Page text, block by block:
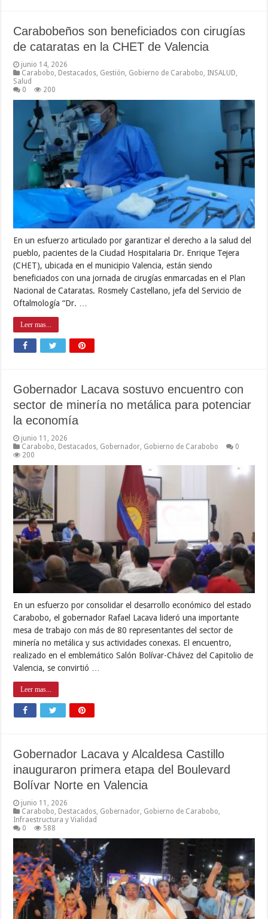
Carabobeños son beneficiados con cirugías
de cataratas en la CHET de Valencia
junio 14, 2026
Carabobo, Destacados, Gestión, Gobierno de Carabobo, INSALUD,
Salud
0
200
En un esfuerzo articulado por garantizar el derecho a la salud del
pueblo, pacientes de la Ciudad Hospitalaria Dr. Enrique Tejera
(CHET), ubicada en el municipio Valencia, están siendo
beneficiados con una jornada de cirugías enmarcadas en el Plan
Nacional de Cataratas. Rosmely Castellano, jefa del Servicio de
Oftalmología “Dr. …
Leer mas...
Gobernador Lacava sostuvo encuentro con
sector de minería no metálica para potenciar
la economía
junio 11, 2026
Carabobo Destacados Gobernador Gobierno de Carabobo
0
200
En un esfuerzo por consolidar el desarrollo económico del estado
Carabobo, el gobernador Rafael Lacava lideró una importante
mesa de trabajo con más de 80 representantes del sector de
minería no metálica y sus actividades conexas. El encuentro,
realizado en el emblemático Salón Bolívar-Chávez del Capitolio de
Valencia, se convirtió …
Leer mas...
Gobernador Lacava y Alcaldesa Castillo
inauguraron primera etapa del Boulevard
Bolívar Norte en Valencia
junio 11, 2026
Carabobo, Destacados, Gobernador, Gobierno de Carabobo,
Infraestructura y Vialidad
0
588